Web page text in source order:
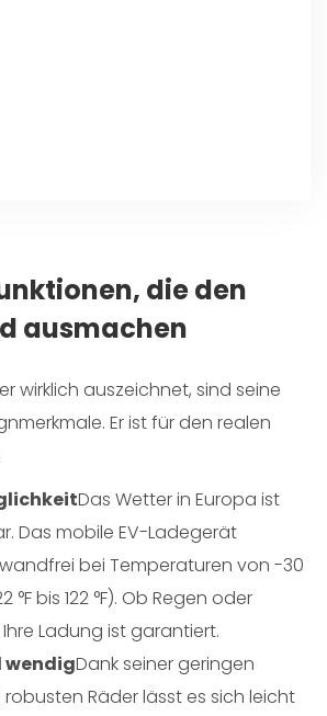
die den
ausmachen
wirklich auszeichnet, sind seine
Er ist für den realen
Das Wetter in Europa ist
Das mobile EV-Ladegerät
bei Temperaturen von -30
°F bis 122 °F). Ob Regen oder
Ladung ist garantiert.
wendigDank seiner geringen
Räder lässt es sich leicht